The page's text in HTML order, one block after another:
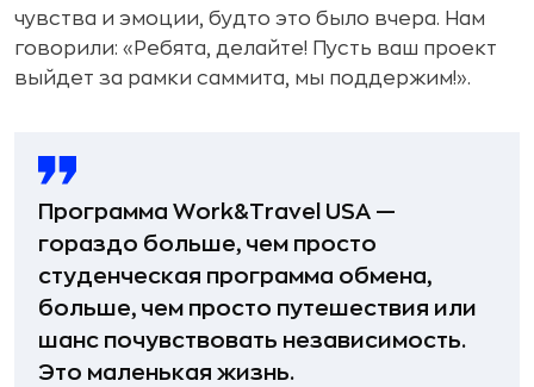
чувства и эмоции, будто это было вчера. Нам
говорили: «Ребята, делайте! Пусть ваш проект
выйдет за рамки саммита, мы поддержим!».
Программа Work&Travel USA —
гораздо больше, чем просто
студенческая программа обмена,
больше, чем просто путешествия или
шанс почувствовать независимость.
Это маленькая жизнь.